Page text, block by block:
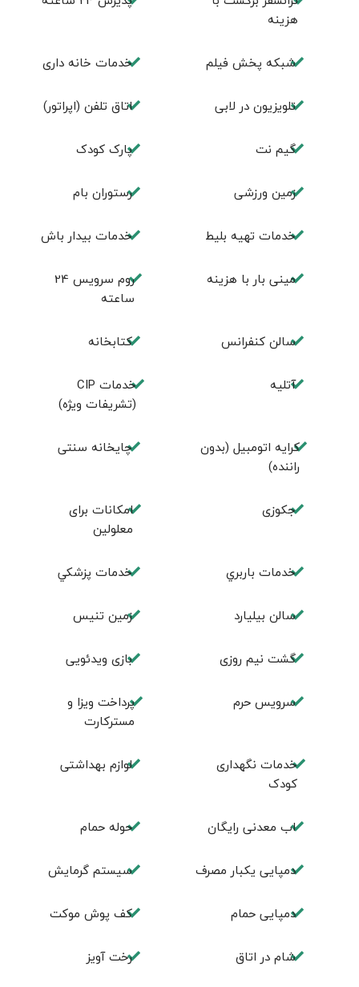
هزینه
شبکه پخش فیلم خدمات خانه داری
تلویزیون در لابی اتاق تلفن (اپراتور)
گیم نت پارک کودک
زمین ورزشی رستوران بام
خدمات تهيه بليط خدمات بیدار باش
مینی بار با هزینه
روم سرويس 24
ساعته
سالن كنفرانس كتابخانه
آتلیه
خدمات CIP
(تشریفات ویژه)
کرایه اتومبیل (بدون
راننده)
چايخانه سنتی
جكوزی
امكانات برای
معلولين
خدمات باربري خدمات پزشكي
سالن بيليارد زمين تنيس
گشت نیم روزی بازی ویدئویی
سرویس حرم
پرداخت ویزا و
مسترکارت
خدمات نگهداری
کودک
لوازم بهداشتی
اب معدنی رایگان حوله حمام
دمپایی یکبار مصرف سیستم گرمایش
دمپایی حمام کف پوش موکت
شام در اتاق رخت آویز